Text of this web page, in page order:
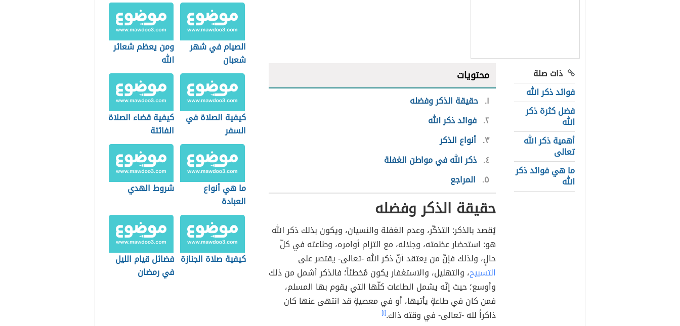
ذات صلة
فوائد ذكر الله
فضل كثرة ذكر
الله
أهمية ذكر الله
تعالى
ما هي فوائد ذكر
الله
محتويات
١ حقيقة الذكر وفضله
٢ فوائد ذكر الله
٣ أنواع الذكر
٤ ذكر الله في مواطن الغفلة
٥ المراجع
حقيقة الذكر وفضله
يُقصد بالذكر: التذكّر، وعدم الغفلة والنسيان، ويكون بذلك ذكر الله
هو: استحضار عظمته، وجلاله، مع التزام أوامره، وطاعته في كلّ
حالٍ، ولذلك فإنّ من يعتقد أنّ ذكر الله -تعالى- يقتصر على
التسبيح، والتهليل، والاستغفار يكون مُخطئاً؛ فالذكر أشمل من ذلك
وأوسع؛ حيث إنّه يشمل الطاعات كلّها التي يقوم بها المسلم،
فمن كان في طاعةٍ يأتيها، أو في معصيةٍ قد انتهى عنها كان
ذاكراً لله -تعالى- في وقته ذاك.[١]
الصيام في شهر
شعبان
ومن يعظم شعائر
الله
كيفية الصلاة في
السفر
كيفية قضاء الصلاة
الفائتة
ما هي أنواع
العبادة
شروط الهدي
كيفية صلاة الجنازة فضائل قيام الليل
في رمضان